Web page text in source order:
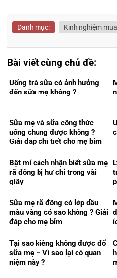
Danh mục: Kinh nghiệm
Bài viết cùng chủ đề:
Uống trà sữa có ảnh hưởng
đến sữa mẹ không ?
Sữa mẹ và sữa công thức
uống chung được không ?
Giải đáp chi tiết cho mẹ bỉm
Bật mí cách nhận biết sữa mẹ
rã đông bị hư chỉ trong vài
giây
Sữa mẹ rã đông có lớp dầu
màu vàng có sao không ? Giải
đáp cho mẹ bỉm
Tại sao kiêng không được đổ
sữa mẹ – Vì sao lại có quan
niệm này ?